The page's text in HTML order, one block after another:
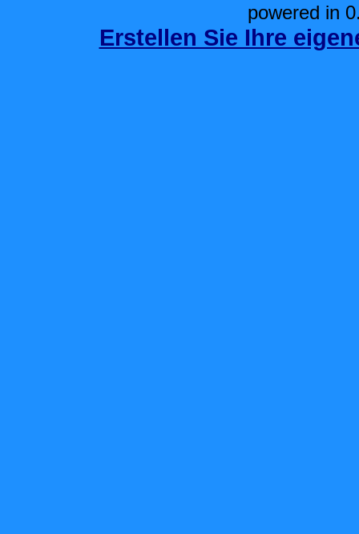
powered in
Erstellen Sie Ihre